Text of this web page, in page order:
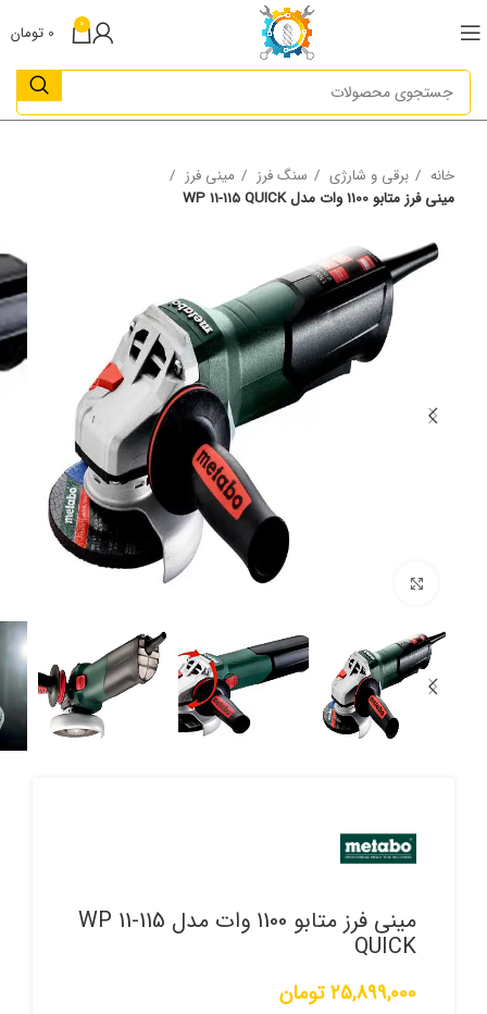
0
0 تومان
خانه برقی و شارژی سنگ فرز
مینی فرز
مینی فرز متابو 1100 وات مدل WP 11-115 QUICK
برای بزرگنمایی کلیک کنید
مینی فرز متابو 1100 وات مدل WP 11-115
QUICK
25,899,000 تومان